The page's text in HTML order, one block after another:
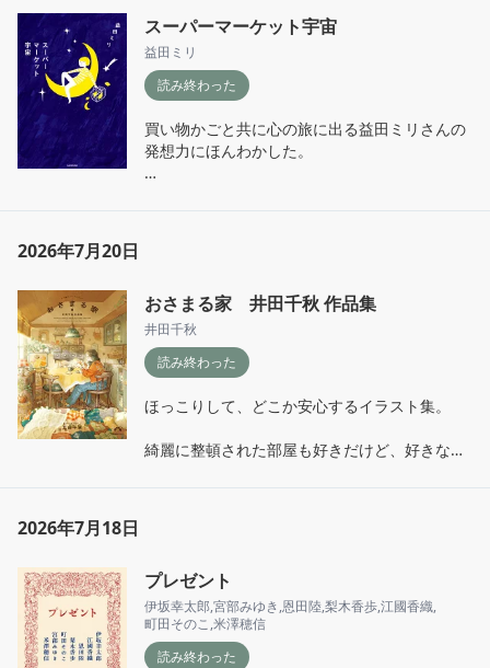
スーパーマーケット宇宙
益田ミリ
読み終わった
買い物かごと共に心の旅に出る益田ミリさんの
発想力にほんわかした。
2026年7月20日
おさまる家 井田千秋 作品集
井田千秋
読み終わった
ほっこりして、どこか安心するイラスト集。
綺麗に整頓された部屋も好きだけど、好きなも
2026年7月18日
プレゼント
伊坂幸太郎,宮部みゆき,恩田陸,梨木香歩,江國香織,
町田そのこ ,米澤穂信
読み終わった